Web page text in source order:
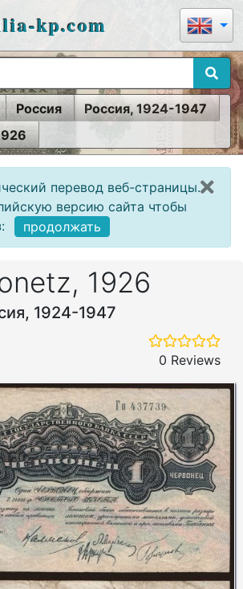
kp.com
Россия
Россия, 1924-1947
перевод веб-страницы.
версию сайта чтобы
продолжать
1926
1924-1947
0 Reviews